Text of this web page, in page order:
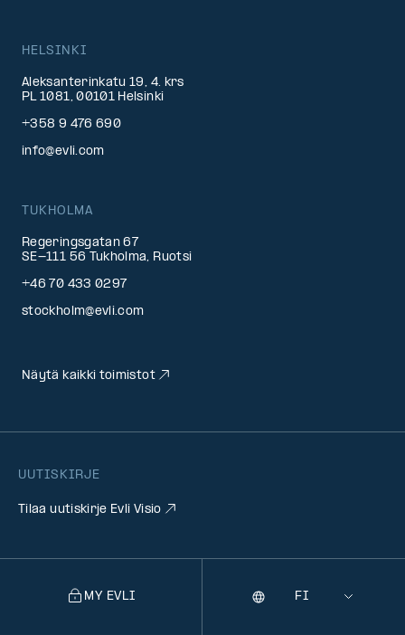
UUTISKIRJE
Tilaa uutiskirje Evli Visio
HELSINKI
Aleksanterinkatu 19, 4. krs
PL 1081, 00101 Helsinki
+358 9 476 690
info@evli.com
TUKHOLMA
Regeringsgatan 67
SE-111 56 Tukholma, Ruotsi
+46 70 433 0297
stockholm@evli.com
Näytä kaikki toimistot
MY EVLI
Selecting
Kieli